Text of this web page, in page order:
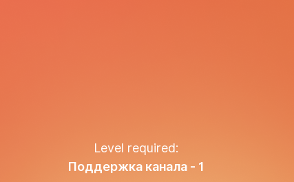
Level required:
Поддержка канала - 1